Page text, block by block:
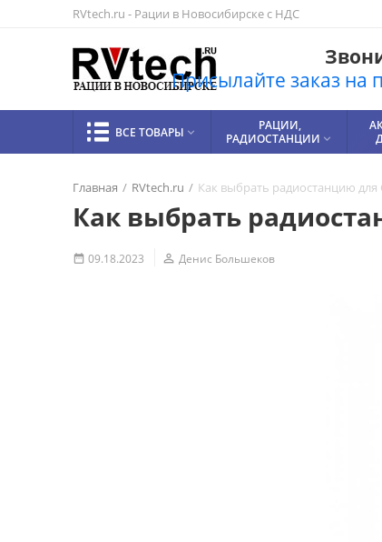
RVtech.ru - Рации в Новосибирске с НДС
Присылайте заказ на
ВСЕ ТОВАРЫ 
РАЦИИ,
РАДИОСТАНЦИИ 
Главная / RVtech.ru / Как выбрать радиостанцию
Как выбрать
 09.18.2023  Денис Большеков